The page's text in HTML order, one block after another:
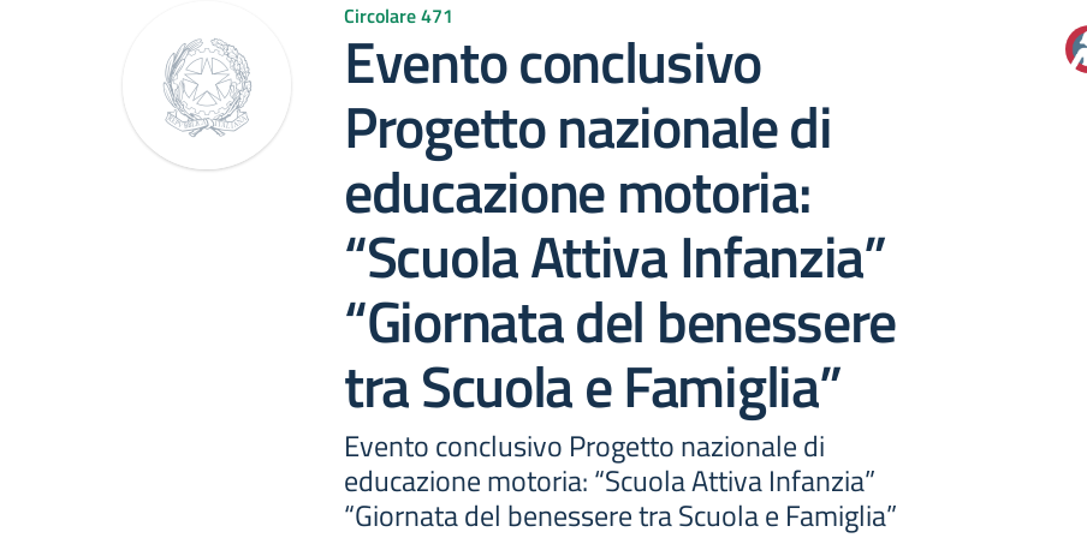
Circolare 471
Evento conclusivo
Progetto nazionale di
educazione motoria:
“Scuola Attiva Infanzia”
“Giornata del benessere
tra Scuola e Famiglia”
Evento conclusivo Progetto nazionale di
educazione motoria: “Scuola Attiva Infanzia”
“Giornata del benessere tra Scuola e Famiglia”